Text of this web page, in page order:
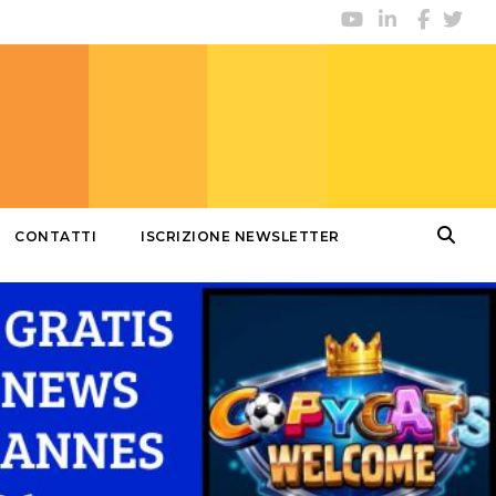
CONTATTI ISCRIZIONE NEWSLETTER